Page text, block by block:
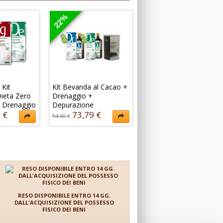
Kit
Zero
€
€
22%
Kit Bevanda al Cacao +
Drenaggio +
Depurazione
94,60 € 73,79 €
94,60 € 73,79 €
RESO DISPONIBILE ENTRO 14 GG.
DALL'ACQUISIZIONE DEL POSSESSO
FISICO DEI BENI